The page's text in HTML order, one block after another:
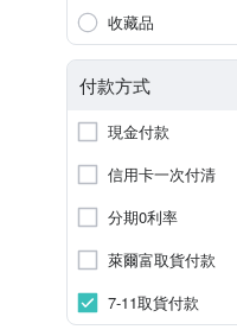
收藏品
付款方式
現金付款
信用卡一次付清
分期0利率
萊爾富取貨付款
7-11取貨付款